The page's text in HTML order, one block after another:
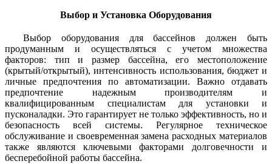
Выбор и Установка Оборудования
Выбор оборудования для бассейнов должен быть
продуманным и осуществляться с учетом множества
факторов: тип и размер бассейна, его местоположение
(крытый/открытый), интенсивность использования, бюджет и
личные предпочтения по автоматизации. Важно отдавать
предпочтение надежным производителям и
квалифицированным специалистам для установки и
пусконаладки. Это гарантирует не только эффективность, но и
безопасность всей системы. Регулярное техническое
обслуживание и своевременная замена расходных материалов
также являются ключевыми факторами долговечности и
бесперебойной работы бассейна.